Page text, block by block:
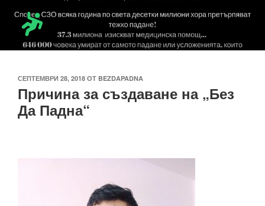
съдържанието
БЕЗ ДА ПАДНА
Тук ще намерите информация за опасността от падане и неговите
ПУБЛИКУВАНО
НА
СЕПТЕМВРИ 28, 2018 ОТ BEZDAPADNA
Причина за създаване на „Без
Да Падна“